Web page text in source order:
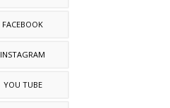
FACEBOOK
INSTAGRAM
YOU TUBE